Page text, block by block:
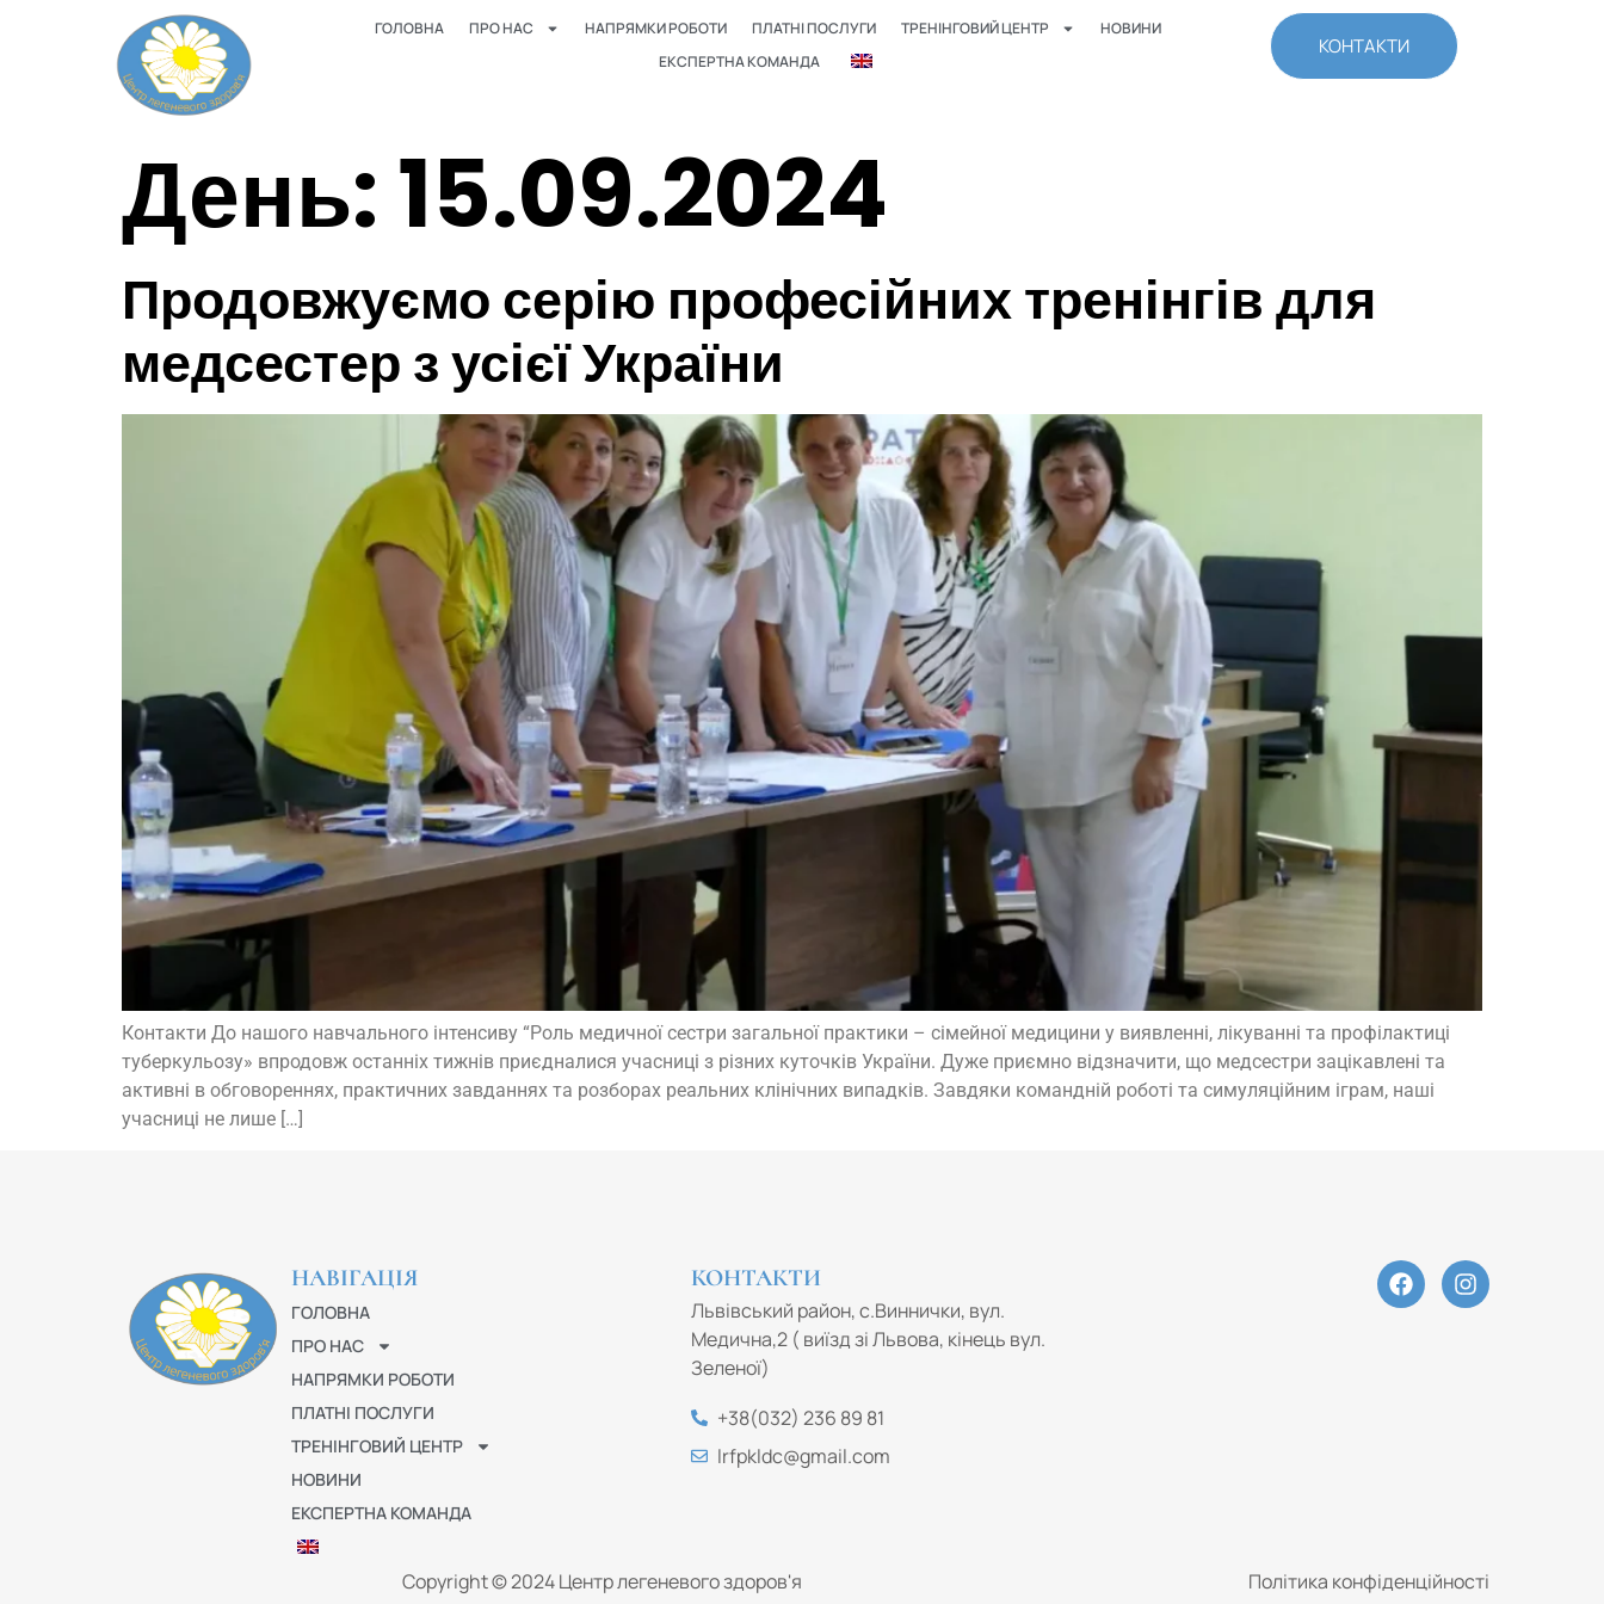
ГОЛОВНА ПРО НАС НАПРЯМКИ РОБОТИ ПЛАТНІ ПОСЛУГИ ТРЕНІНГОВИЙ ЦЕНТР
НОВИНИ
ЕКСПЕРТНА КОМАНДА
КОНТАКТИ
День:15.09.2024
Продовжуємо серію професійних тренінгів для
медсестер з усієї України
Контакти До нашого навчального інтенсиву “Роль медичної сестри загальної практики – сімейної медицини у виявленні, лікуванні та профілактиці
туберкульозу» впродовж останніх тижнів приєдналися учасниці з різних куточків України. Дуже приємно відзначити, що медсестри зацікавлені та
активні в обговореннях, практичних завданнях та розборах реальних клінічних випадків. Завдяки командній роботі та симуляційним іграм, наші
учасниці не лише […]
НАВІГАЦІЯ
ГОЛОВНА
ПРО НАС
НАПРЯМКИ РОБОТИ
ПЛАТНІ ПОСЛУГИ
ТРЕНІНГОВИЙ ЦЕНТР
НОВИНИ
ЕКСПЕРТНА КОМАНДА
КОНТАКТИ
Львівський район, с.Виннички, вул.
Медична,2 ( виїзд зі Львова, кінець вул.
Зеленої)
+38(032) 236 89 81
lrfpkldc@gmail.com
Copyright © 2024 Центр легеневого здоров'я Політика конфіденційності